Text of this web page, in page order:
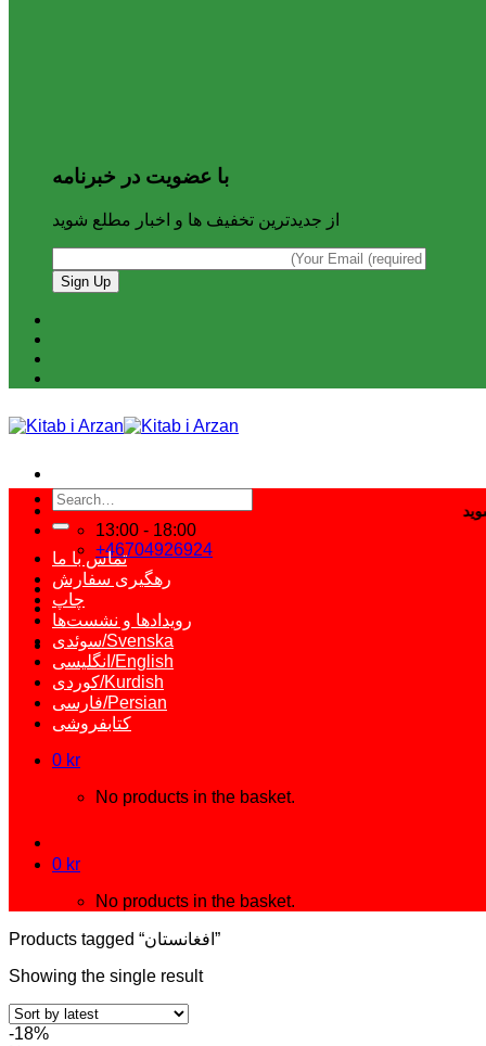
با عضویت در خبرنامه
از جدیدترین تخفیف ها و اخبار مطلع شوید
13:00 - 18:00
+46704926924
Search
for:
تماس با ما
رهگیری سفارش
چاپ
رویدادها و نشست‌ها
سوئدی/Svenska
انگلیسی/English
کوردی/Kurdish
فارسی/Persian
کتابفروشی
0 kr
No products in the basket.
0 kr
No products in the basket.
Products tagged “افغانستان”
Showing the single result
-18%